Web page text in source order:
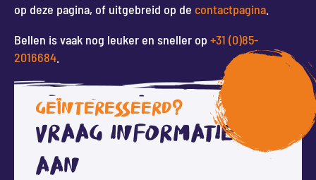
op deze pagina, of uitgebreid op de contactpagina
Bellen is vaak nog leuker en sneller op +31 (0)85-
2016684
GEÏNTERESSEERD?
Vraag informatie
aan